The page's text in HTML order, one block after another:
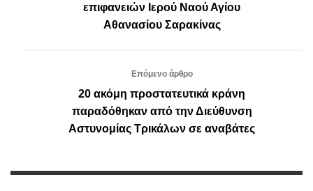
επιφανειών Ιερού Ναού Αγίου
Αθανασίου Σαρακίνας
Επόμενο άρθρο
20 ακόμη προστατευτικά κράνη
παραδόθηκαν από την Διεύθυνση
Αστυνομίας Τρικάλων σε αναβάτες